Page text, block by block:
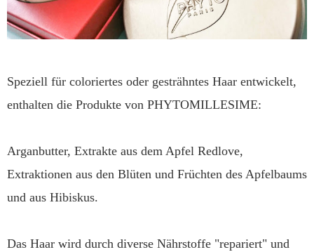
Speziell für coloriertes oder gesträhntes Haar entwickelt,
enthalten die Produkte von PHYTOMILLESIME:
Arganbutter, Extrakte aus dem Apfel Redlove,
Extraktionen aus den Blüten und Früchten des Apfelbaums
und aus Hibiskus.
Das Haar wird durch diverse Nährstoffe "repariert" und